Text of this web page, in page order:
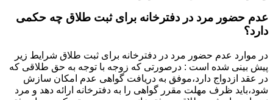
عدم حضور مرد در دفترخانه برای ثبت طلاق چه حکمی
دارد؟
در موارد عدم حضور مرد در دفترخانه برای ثبت طلاق شرایط زیر
پیش بینی شده است : درصورتی که زوجه با توجه به حق طلاقی که
در عقد ازدواج دارد،موفق به دریافت گواهی عدم امکان سازش
شود،باید ظرف مهلت مقرر گواهی را به دفترخانه ارائه دهد و مرد